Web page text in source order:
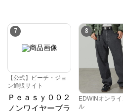
7
【公式】ピーチ・ジョ
ン通販サイト
Ｐｅａｓｙ００２
ノンワイヤーブラ
8
EDWINオンラ
ル
クロスプラス　オンライン
ト
N.O.R.C (ノーク)、JUNKO
ダ) 、ATSURO TAYAMA（アツ
ALPHA CUBIC (アルファーキ
(デコイ)、Petit Honfleur (プチ
DERMASHARE (ダーマシェ
大人女子ブランドを中心に、
インナップ。